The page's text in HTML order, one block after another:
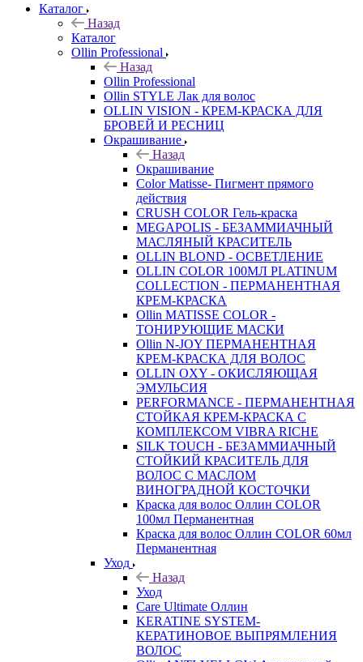
Каталог
Назад
Каталог
Ollin Professional
Назад
Ollin Professional
Ollin STYLE Лак для волос
OLLIN VISION - КРЕМ-КРАСКА ДЛЯ
БРОВЕЙ И РЕСНИЦ
Окрашивание
Назад
Окрашивание
Color Matisse- Пигмент прямого
действия
CRUSH COLOR Гель-краска
MEGAPOLIS - БЕЗАММИАЧНЫЙ
МАСЛЯНЫЙ КРАСИТЕЛЬ
OLLIN BLOND - ОСВЕТЛЕНИЕ
OLLIN COLOR 100МЛ PLATINUM
COLLECTION - ПЕРМАНЕНТНАЯ
КРЕМ-КРАСКА
Ollin MATISSE COLOR -
ТОНИРУЮЩИЕ МАСКИ
Ollin N-JOY ПЕРМАНЕНТНАЯ
КРЕМ-КРАСКА ДЛЯ ВОЛОС
OLLIN OXY - ОКИСЛЯЮЩАЯ
ЭМУЛЬСИЯ
PERFORMANCE - ПЕРМАНЕНТНАЯ
СТОЙКАЯ КРЕМ-КРАСКА С
КОМПЛЕКСОМ VIBRA RICHE
SILK TOUCH - БЕЗАММИАЧНЫЙ
СТОЙКИЙ КРАСИТЕЛЬ ДЛЯ
ВОЛОС С МАСЛОМ
ВИНОГРАДНОЙ КОСТОЧКИ
Краска для волос Оллин COLOR
100мл Перманентная
Краска для волос Оллин COLOR 60мл
Перманентная
Уход
Назад
Уход
Care Ultimate Оллин
KERATINE SYSTEM-
КЕРАТИНОВОЕ ВЫПРЯМЛЕНИЯ
ВОЛОС